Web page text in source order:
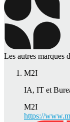
Les autres marques
M2I
IA, IT et
M2I
https://